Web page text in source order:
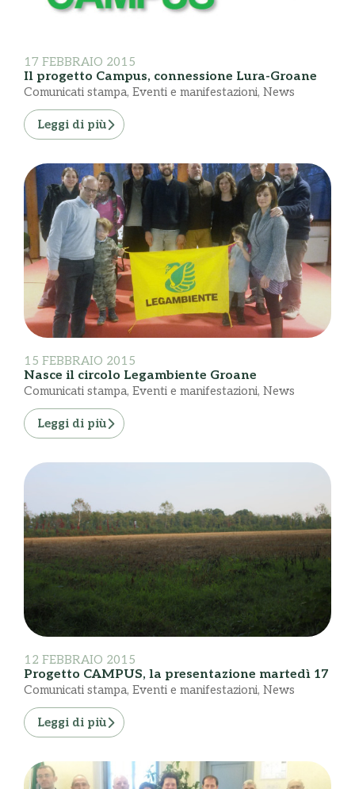
17 FEBBRAIO 2015
Il progetto Campus, connessione Lura-Groane
Comunicati stampa, Eventi e manifestazioni, News
Leggi di più
15 FEBBRAIO 2015
Nasce il circolo Legambiente Groane
Comunicati stampa, Eventi e manifestazioni, News
Leggi di più
12 FEBBRAIO 2015
Progetto CAMPUS, la presentazione martedì 17
Comunicati stampa, Eventi e manifestazioni, News
Leggi di più